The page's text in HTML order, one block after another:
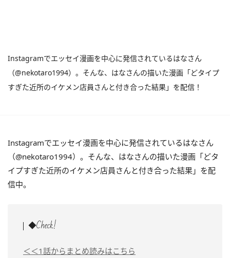
Instagramでエッセイ漫画を中心に発信されているはなさん
（@nekotaro1994）。そんな、はなさんの描いた漫画「どタイプ
すぎた近所のイケメン店員さんと付き合った結果」を配信！
Instagramでエッセイ漫画を中心に発信されているはなさん
（@nekotaro1994）。そんな、はなさんの描いた漫画「どタ
イプすぎた近所のイケメン店員さんと付き合った結果」を配
信中。
◆Check!
＜＜1話からまとめ読みはこちら